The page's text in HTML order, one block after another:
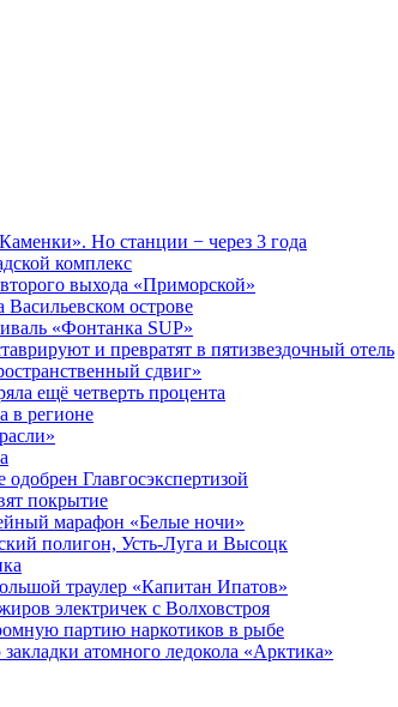
Но станции − через 3 года
комплекс
выхода «Приморской»
острове
«Фонтанка SUP»
и превратят в пятизвездочный отель
сдвиг»
ещё четверть процента
в регионе
Главгосэкспертизой
покрытие
марафон «Белые ночи»
полигон, Усть-Луга и Высоцк
траулер «Капитан Ипатов»
электричек с Волховстроя
партию наркотиков в рыбе
атомного ледокола «Арктика»